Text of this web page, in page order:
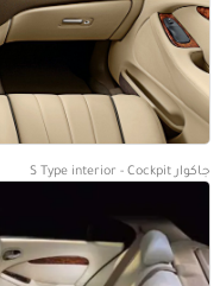
جاكوار S Type interior - Cockpit